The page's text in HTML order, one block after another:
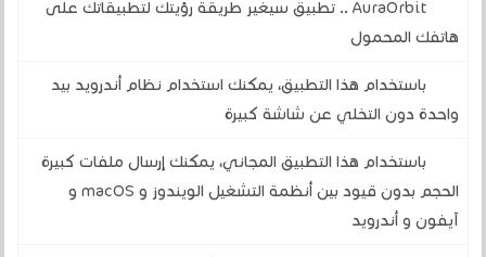
AuraOrbit .. تطبيق سيغير طريقة رؤيتك لتطبيقاتك على
هاتفك المحمول
باستخدام هذا التطبيق، يمكنك استخدام نظام أندرويد بيد
واحدة دون التخلي عن شاشة كبيرة
باستخدام هذا التطبيق المجاني، يمكنك إرسال ملفات كبيرة
الحجم بدون قيود بين أنظمة التشغيل الويندوز و macOS و
آيفون و أندرويد